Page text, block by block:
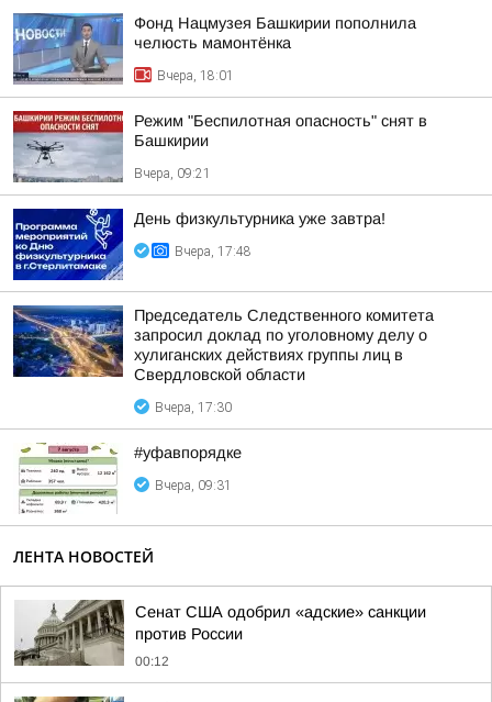
Фонд Нацмузея Башкирии пополнила
челюсть мамонтёнка
Вчера, 18:01
Режим "Беспилотная опасность" снят в
Башкирии
Вчера, 09:21
День физкультурника уже завтра!
Вчера, 17:48
Председатель Следственного комитета
запросил доклад по уголовному делу о
хулиганских действиях группы лиц в
Свердловской области
Вчера, 17:30
#уфавпорядке
Вчера, 09:31
ЛЕНТА НОВОСТЕЙ
Сенат США одобрил «адские» санкции
против России
00:12